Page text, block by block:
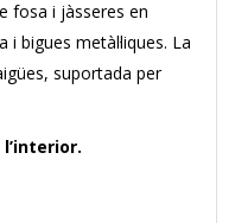
fosa i jàsseres en
bigues metàl·liques. La
suportada per